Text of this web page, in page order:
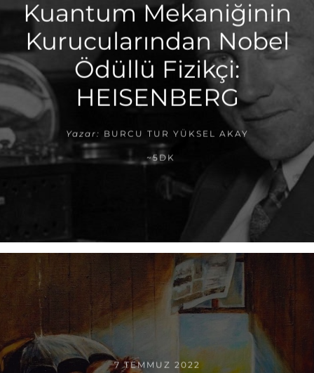
Kuantum Mekaniğinin
Kurucularından Nobel
Ödüllü Fizikçi:
HEISENBERG
Yazar: BURCU TUR YÜKSEL AKAY
~5DK
7 TEMMUZ 2022